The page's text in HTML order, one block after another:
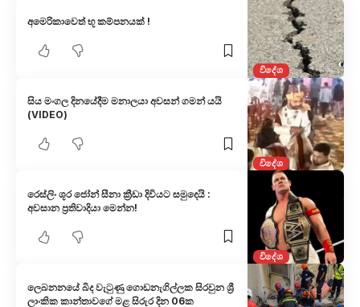
විදේශ
අමෙරිකාවෙත් භූ කම්පනයක් !
විදේශ
සිය මංගල දිනයේදීම මනාලයා අවසන් ගමන් යයි
(VIDEO)
විදේශ
රෙස්ලිං ශූර ජෝන් සීනා ක්‍රීඩා දිවියට සමුදෙයි :
අවසාන ප්‍රතිවාදියා මෙන්න!
ලෙබනනයේ බිද වැටුණු ගොඩනැගිල්ලක සිරවුන ශ්‍රී
ලාංකික කාන්තාවගේ මළ සිරුර දින 06ක